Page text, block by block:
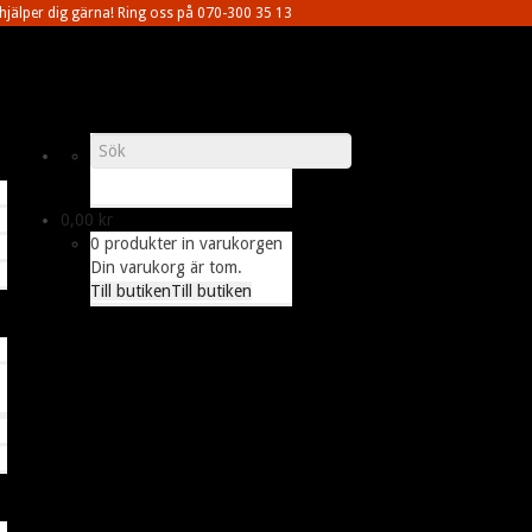
dig gärna! Ring oss på 070-300 35 13
0,00 kr
0 produkter in varukorgen
Din varukorg är tom.
Till butikenTill butiken